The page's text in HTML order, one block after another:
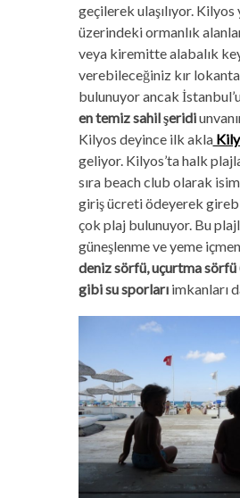
geçilerek ulaşılıyor. Kilyos
üzerindeki ormanlık
veya kiremitte alabalık
verebileceğiniz kır
bulunuyor ancak
en temiz sahil şeridi
Kilyos deyince ilk akla
geliyor. Kilyos’ta halk
sıra beach club olarak
giriş ücreti ödeyerek
çok plaj bulunuyor. Bu
güneşlenme ve yeme
deniz sörfü, uçurtma
gibi su sporlarıimkanları